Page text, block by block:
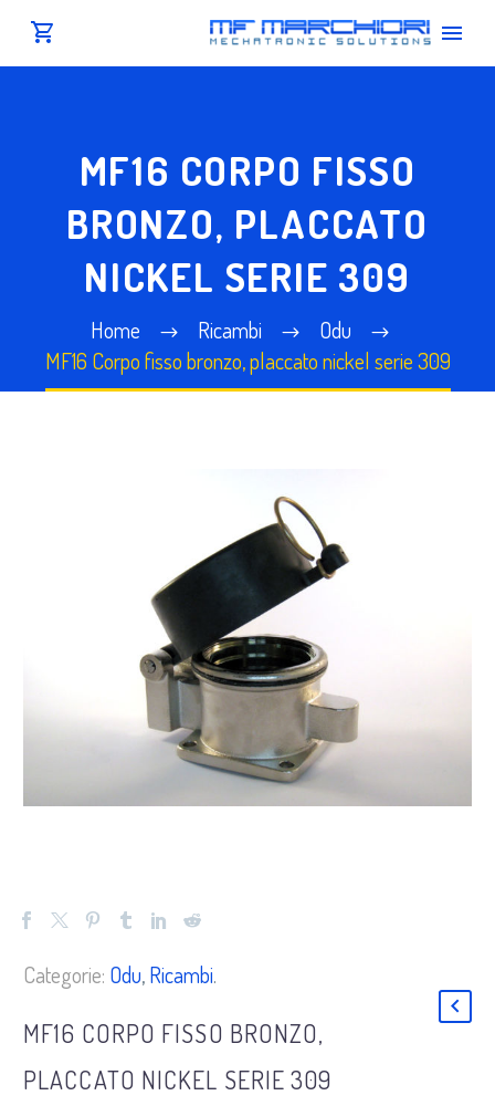
MF16 CORPO FISSO
BRONZO, PLACCATO
NICKEL SERIE 309
Home Ricambi
Odu
MF16 Corpo fisso bronzo, placcato nickel serie 309
Categorie: Odu,Ricambi.
MF16 CORPO FISSO BRONZO,
PLACCATO NICKEL SERIE 309